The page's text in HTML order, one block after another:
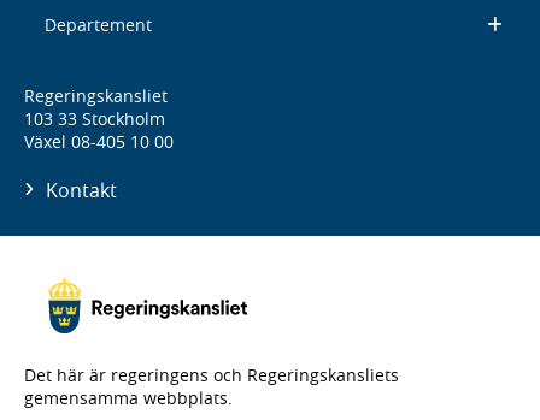
Departement
Regeringskansliet
103 33 Stockholm
Växel 08-405 10 00
Kontakt
Det här är regeringens och Regeringskansliets
gemensamma webbplats.